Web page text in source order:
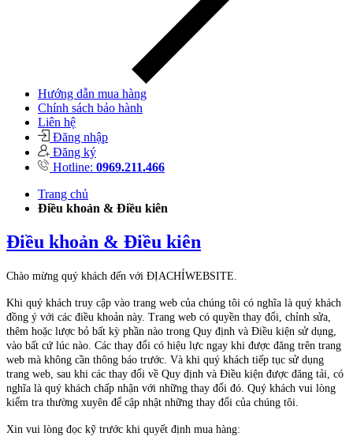
Hướng dẫn mua hàng
Chính sách bảo hành
Liên hệ
Đăng nhập
Đăng ký
Hotline: 0969.211.466
Trang chủ
Điều khoản & Điều kiên
Điều khoản & Điều kiên
Chào mừng quý khách đến với ĐỊACHỈWEBSITE.
Khi quý khách truy cập vào trang web của chúng tôi có nghĩa là quý khách
đồng ý với các điều khoản này. Trang web có quyền thay đổi, chỉnh sửa,
thêm hoặc lược bỏ bất kỳ phần nào trong Quy định và Điều kiện sử dụng,
vào bất cứ lúc nào. Các thay đổi có hiệu lực ngay khi được đăng trên trang
web mà không cần thông báo trước. Và khi quý khách tiếp tục sử dụng
trang web, sau khi các thay đổi về Quy định và Điều kiện được đăng tải, có
nghĩa là quý khách chấp nhận với những thay đổi đó. Quý khách vui lòng
kiểm tra thường xuyên để cập nhật những thay đổi của chúng tôi.
Xin vui lòng đọc kỹ trước khi quyết định mua hàng: